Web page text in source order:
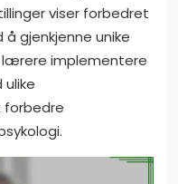
viser forbedret
gjenkjenne unike
lærere implementere
forbedre